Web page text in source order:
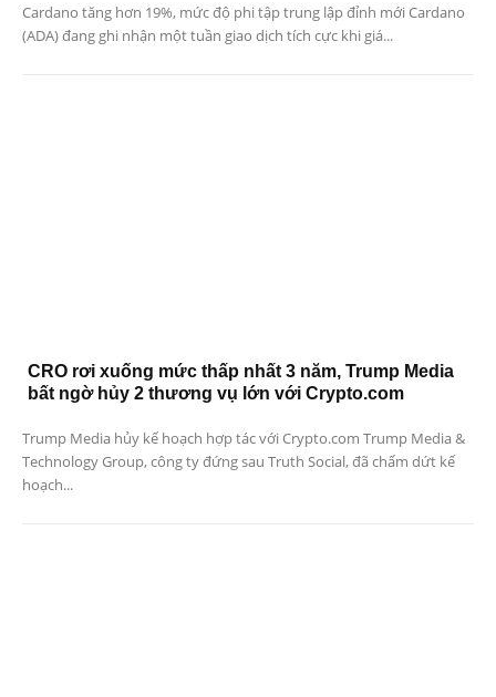
Cardano tăng hơn 19%, mức độ phi tập trung lập đỉnh mới Cardano
(ADA) đang ghi nhận một tuần giao dịch tích cực khi giá...
CRO rơi xuống mức thấp nhất 3 năm, Trump Media
bất ngờ hủy 2 thương vụ lớn với Crypto.com
Trump Media hủy kế hoạch hợp tác với Crypto.com Trump Media &
Technology Group, công ty đứng sau Truth Social, đã chấm dứt kế
hoạch...